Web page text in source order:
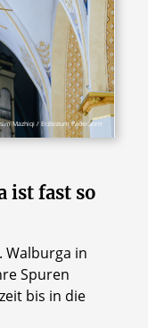
Mazhiqi / Erzbistum Paderborn
ist fast so
Walburga in
Spuren
bis in die